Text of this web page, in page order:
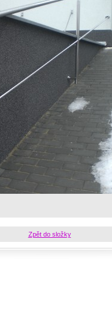
Zpět do složky